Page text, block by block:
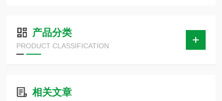
产品分类
PRODUCT CLASSIFICATION
相关文章